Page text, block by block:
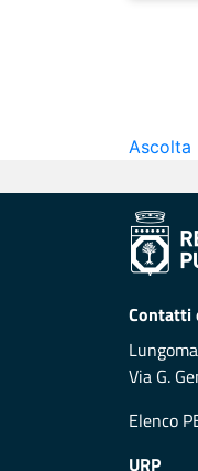
Ascolta
Contatti
Via G.
Elenco
URP